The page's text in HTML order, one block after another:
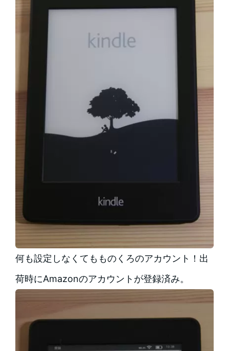
何も設定しなくてもものくろのアカウント！出
荷時にAmazonのアカウントが登録済み。